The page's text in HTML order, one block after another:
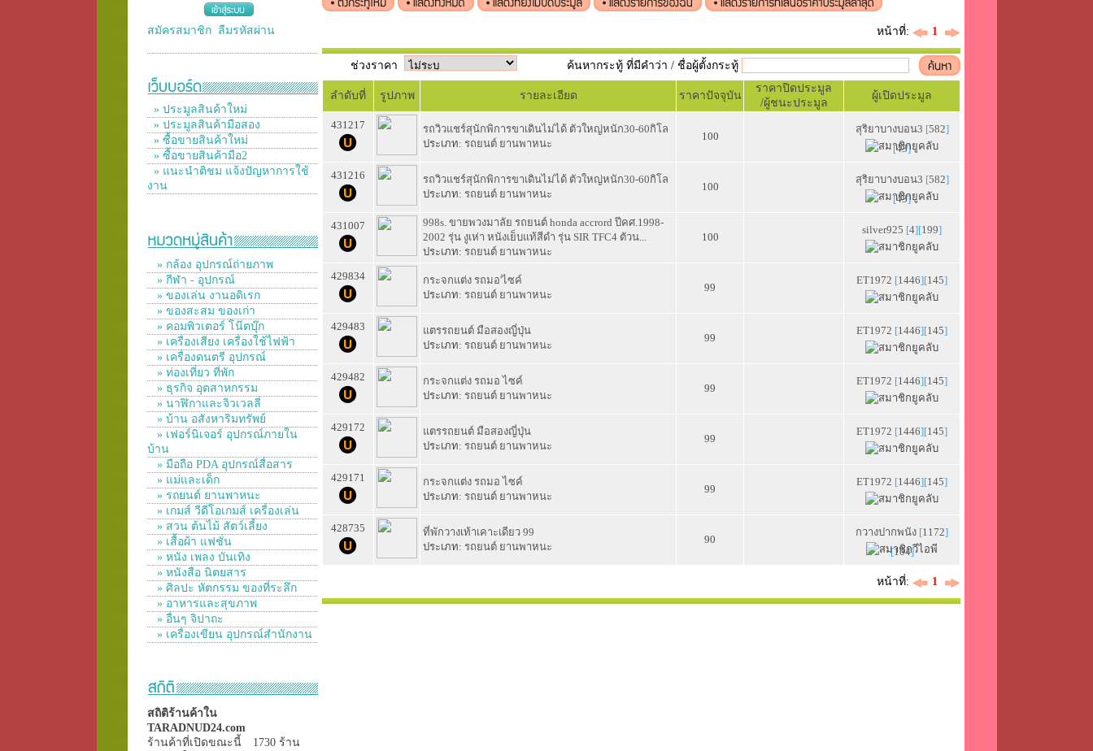
สมัครสมาชิก ลืมรหัสผ่าน
» ประมูลสินค้าใหม่
» ประมูลสินค้ามือสอง
» ซื้อขายสินค้าใหม่
» ซื้อขายสินค้ามือ2
» แนะนำติชม แจ้งปัญหาการใช้
งาน
» กล้อง อุปกรณ์ถ่ายภาพ
» กีฬา - อุปกรณ์
» ของเล่น งานอดิเรก
» ของสะสม ของเก่า
» คอมพิวเตอร์ โน๊ตบุ๊ก
» เครื่องเสียง เครื่องใช้ไฟฟ้า
» เครื่องดนตรี อุปกรณ์
» ท่องเที่ยว ที่พัก
» ธุรกิจ อุตสาหกรรม
» นาฬิกาและจิวเวลลี่
» บ้าน อสังหาริมทรัพย์
» เฟอร์นิเจอร์ อุปกรณ์ภายใน
บ้าน
» มือถือ PDA อุปกรณ์สื่อสาร
» แม่และเด็ก
» รถยนต์ ยานพาหนะ
» เกมส์ วีดีโอเกมส์ เครื่องเล่น
» สวน ต้นไม้ สัตว์เลี้ยง
» เสื้อผ้า แฟชั่น
» หนัง เพลง บันเทิง
» หนังสือ นิตยสาร
» ศิลปะ หัตกรรม ของที่ระลึก
» อาหารและสุขภาพ
» อื่นๆ จิปาถะ
» เครื่องเขียน อุปกรณ์สำนักงาน
สถิติร้านค้าใน
TARADNUD24.com
ร้านค้าที่เปิดขณะนี้
1730 ร้าน
หน้าที่: 1
ช่วงราคา ค้นหากระทู้ ที่มีคำว่า / ชื่อผู้ตั้งกระทู้
ลำดับที่ รูปภาพ รายละเอียด ราคาปัจจุบัน
ราคาปิดประมูล
/ผู้ชนะประมูล
ผู้เปิดประมูล
431217
รถวิวแชร์สุนักพิการขาเดินไม่ได้ ตัวใหญ่หนัก30-60กิโล
ประเภท: รถยนต์ ยานพาหนะ
100
สุริยาบางบอน3 [582]
[43]
431216
รถวิวแชร์สุนักพิการขาเดินไม่ได้ ตัวใหญ่หนัก30-60กิโล
ประเภท: รถยนต์ ยานพาหนะ
100
สุริยาบางบอน3 [582]
[43]
431007
998s. ขายพวงมาลัย รถยนต์ honda accrord ปีคศ.1998-
2002 รุ่น งูเห่า หนังเย็บแท้สีดำ รุ่น SIR TFC4 ตัวน...
ประเภท: รถยนต์ ยานพาหนะ
100
silver925 [4][199]
429834
กระจกแต่ง รถมอ'ไซค์
ประเภท: รถยนต์ ยานพาหนะ
99
ET1972 [1446][145]
429483
แตรรถยนต์ มือสองญี่ปุ่น
ประเภท: รถยนต์ ยานพาหนะ
99
ET1972 [1446][145]
429482
กระจกแต่ง รถมอ ไซค์
ประเภท: รถยนต์ ยานพาหนะ
99
ET1972 [1446][145]
429172
แตรรถยนต์ มือสองญี่ปุ่น
ประเภท: รถยนต์ ยานพาหนะ
99
ET1972 [1446][145]
429171
กระจกแต่ง รถมอ ไซค์
ประเภท: รถยนต์ ยานพาหนะ
99
ET1972 [1446][145]
428735
ที่พักวางเท้าเคาะเดียว 99
ประเภท: รถยนต์ ยานพาหนะ
90
กวางปากพนัง [1172]
[104]
หน้าที่: 1